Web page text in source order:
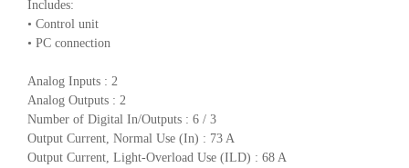
Includes:
• Control unit
• PC connection
Analog Inputs : 2
Analog Outputs : 2
Number of Digital In/Outputs : 6 / 3
Output Current, Normal Use (In) : 73 A
Output Current, Light-Overload Use (ILD) : 68 A